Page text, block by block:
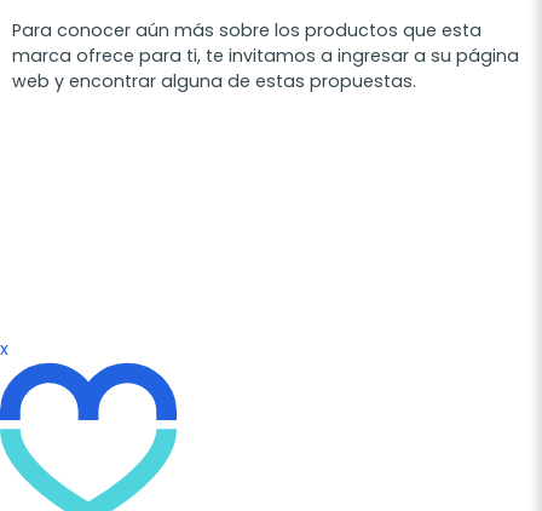
Para conocer aún más sobre los productos que esta
marca ofrece para ti, te invitamos a ingresar a su página
web y encontrar alguna de estas propuestas.
x